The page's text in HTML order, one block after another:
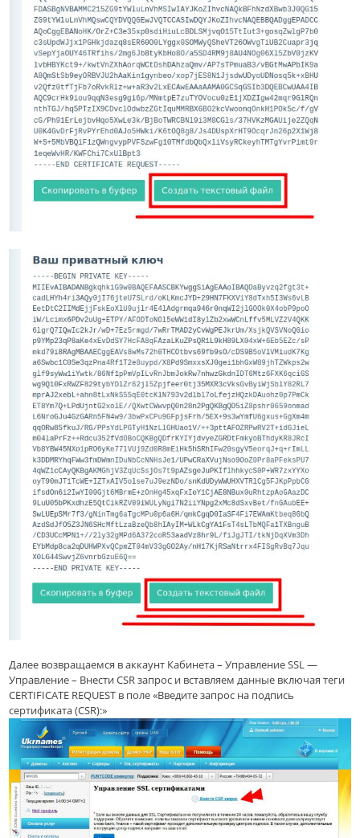
Далее возвращаемся в аккаунт Кабинета– Управление SSL —
Управление – Внести CSR запрос и вставляем данные включая теги
CERTIFICATE REQUEST в поле «Введите запрос на подпись
сертификата (CSR):»